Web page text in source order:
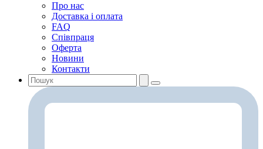
Про нас
Доставка і оплата
FAQ
Співпраця
Оферта
Новини
Контакти